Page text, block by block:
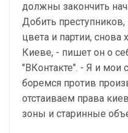
должны закончить
Добить
цвета и партии, снова
Киеве, - пишет он о
"ВКонтакте". - Я и мои
боремся против
отстаиваем права
зоны и старинные